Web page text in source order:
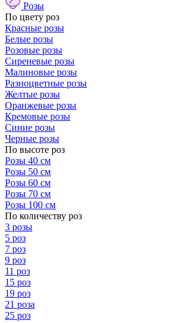
Розы
По цвету роз
Красные розы
Белые розы
Розовые розы
Сиреневые розы
Малиновые розы
Разноцветные розы
Желтые розы
Оранжевые розы
Кремовые розы
Синие розы
Черные розы
По высоте роз
Розы 40 см
Розы 50 см
Розы 60 см
Розы 70 см
Розы 100 см
По количеству роз
3 розы
5 роз
7 роз
9 роз
11 роз
15 роз
19 роз
21 роза
25 роз